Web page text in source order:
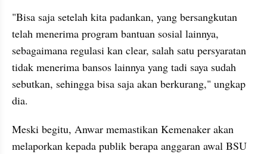
"Bisa saja setelah kita padankan, yang bersangkutan
telah menerima program bantuan sosial lainnya,
sebagaimana regulasi kan clear, salah satu persyaratan
tidak menerima bansos lainnya yang tadi saya sudah
sebutkan, sehingga bisa saja akan berkurang," ungkap
dia.
Meski begitu, Anwar memastikan Kemenaker akan
melaporkan kepada publik berapa anggaran awal BSU